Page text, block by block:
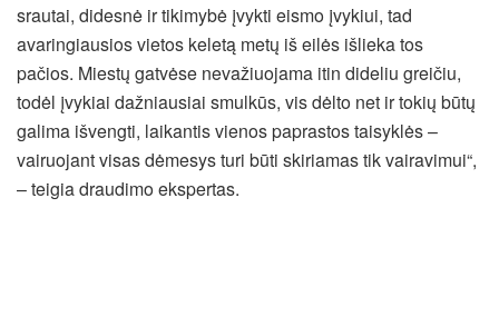
srautai, didesnė ir tikimybė įvykti eismo įvykiui, tad
avaringiausios vietos keletą metų iš eilės išlieka tos
pačios. Miestų gatvėse nevažiuojama itin dideliu greičiu,
todėl įvykiai dažniausiai smulkūs, vis dėlto net ir tokių būtų
galima išvengti, laikantis vienos paprastos taisyklės –
vairuojant visas dėmesys turi būti skiriamas tik vairavimui“,
– teigia draudimo ekspertas.